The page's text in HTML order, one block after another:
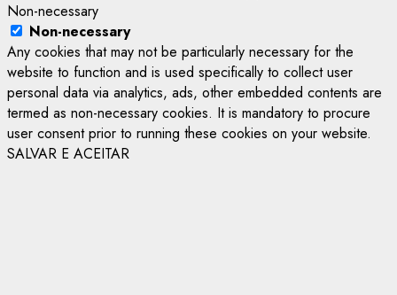
Non-necessary
Non-necessary
Any cookies that may not be particularly necessary for the
website to function and is used specifically to collect user
personal data via analytics, ads, other embedded contents are
termed as non-necessary cookies. It is mandatory to procure
user consent prior to running these cookies on your website.
SALVAR E ACEITAR